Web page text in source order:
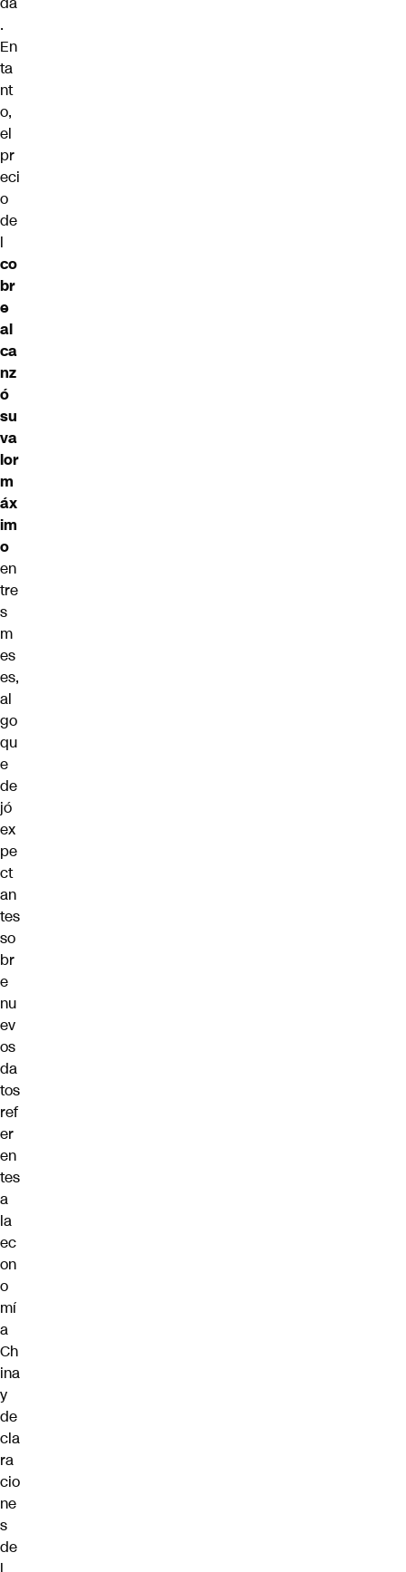
.
En
ta
nt
o,
el
pr
eci
o
de
l
co
br
e
al
ca
nz
ó
su
va
lor
m
áx
im
o
en
tre
s
m
es
es,
al
go
qu
e
de
jó
ex
pe
ct
an
tes
so
br
e
nu
ev
os
da
tos
ref
er
en
tes
a
la
ec
on
o
mí
a
Ch
ina
y
de
cla
ra
cio
ne
s
de